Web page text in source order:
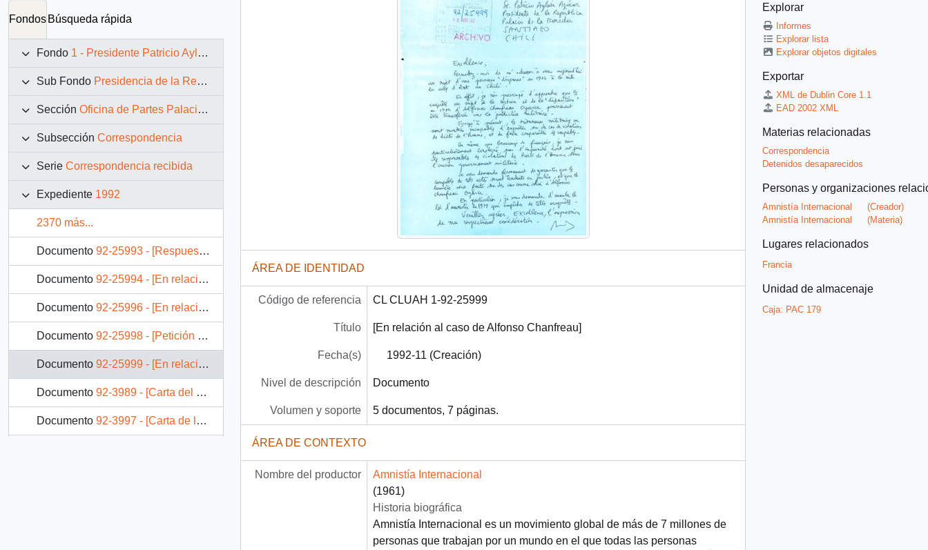
Fondos Búsqueda rápida
Fondo 1 - Presidente Patricio Aylwin Azócar (1990-1994)
Sub Fondo Presidencia de la República (11 marzo 1990 – 11 marzo 1994)
Sección Oficina de Partes Palacio de La Moneda
Subsección Correspondencia
Serie Correspondencia recibida
Expediente 1992
2370 más...
Documento 92-25993 - [Respuesta de Domingo Santa María a invitación a Seminario Internacional "El Pacífico"]
Documento 92-25994 - [En relación al caso de Nelson Curiñir]
Documento 92-25996 - [En relación al caso de Nelson Curiñir]
Documento 92-25998 - [Petición que se investiguen casos de detenidos desaparecidos indígenas]
Documento 92-25999 - [En relación al caso de Alfonso Chanfreau]
Documento 92-3989 - [Carta del Obispado de Linares]
Documento 92-3997 - [Carta de la Directora de Viajes Marsans de Extremadura]
ÁREA DE IDENTIDAD
Código de referencia CL CLUAH 1-92-25999
Título [En relación al caso de Alfonso Chanfreau]
Fecha(s) 1992-11 (Creación)
Nivel de descripción Documento
Volumen y soporte 5 documentos, 7 páginas.
ÁREA DE CONTEXTO
Nombre del productor
Amnistía Internacional
(1961)
Historia biográfica
Amnistía Internacional es un movimiento global de más de 7 millones de
personas que trabajan por un mundo en el que todas las personas
Explorar
Informes
Explorar lista
Explorar objetos digitales
Exportar
XML de Dublin Core 1.1
EAD 2002 XML
Materias relacionadas
Correspondencia
Detenidos desaparecidos
Personas y organizaciones
Amnistía Internacional
(Creador)
Amnistía Internacional
(Materia)
Lugares relacionados
Francia
Unidad de almacenaje
Caja: PAC 179